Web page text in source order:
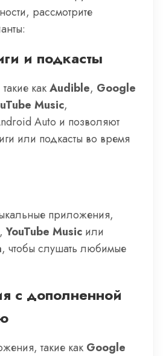
рассмотрите
и подкасты
какAudible, Google
Music,
Auto и позволяют
или подкасты во время
приложения,
,YouTube Music или
, чтобы слушать любимые
с дополненной
такие как Google